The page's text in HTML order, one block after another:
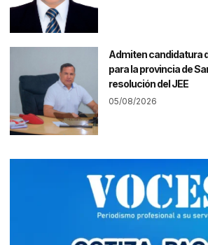
Admiten candidatura
para la provincia de
resolución del JEE
05/08/2026